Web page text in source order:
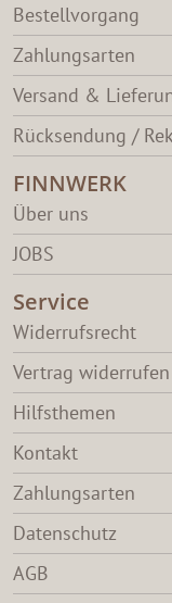
Bestellvorgang
Zahlungsarten
Versand &
Rücksendung /
FINNWERK
Über uns
JOBS
Service
Widerrufsrecht
Vertrag widerrufen
Hilfsthemen
Kontakt
Zahlungsarten
Datenschutz
AGB